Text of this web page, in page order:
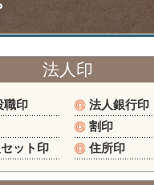
法人印
職印
法人銀行印
割印
ット印
住所印